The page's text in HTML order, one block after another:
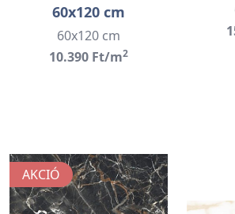
60x120 cm
60x120 cm
10.390 Ft/m2
AKCIÓ